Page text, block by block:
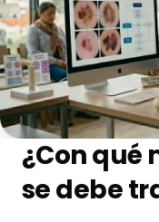
¿Con qué
se debe